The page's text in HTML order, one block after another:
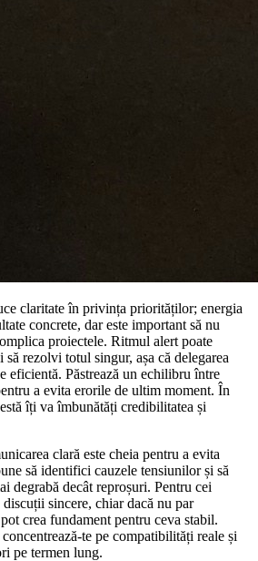
claritate în privința priorităților; energia
concrete, dar este important să nu
proiectele. Ritmul alert poate
să rezolvi totul singur, așa că delegarea
eficientă. Păstrează un echilibru între
a evita erorile de ultim moment. În
îți va îmbunătăți credibilitatea și
clară este cheia pentru a evita
să identifici cauzele tensiunilor și să
degrabă decât reproșuri. Pentru cei
sincere, chiar dacă nu par
crea fundament pentru ceva stabil.
te pe compatibilități reale și
pe termen lung.